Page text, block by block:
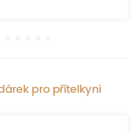
pro přítelkyni